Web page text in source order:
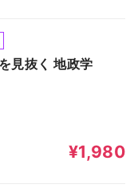
見抜く 地政学
¥1,980